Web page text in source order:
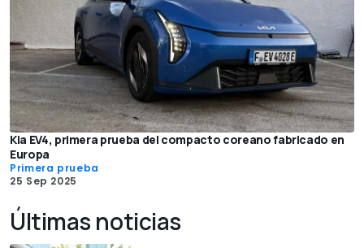
Kia EV4, primera prueba del compacto coreano fabricado en
Europa
Primera prueba
25 Sep 2025
Últimas noticias